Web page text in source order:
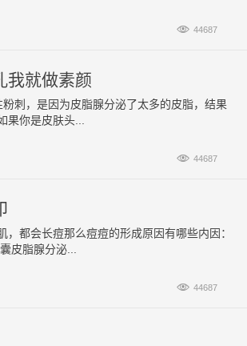
 44687
我就做素颜
刺，是因为皮脂腺分泌了太多的皮脂，结果
你是皮肤头...
 44687
都会长痘那么痘痘的形成原因有哪些内因：
皮脂腺分泌...
 44687